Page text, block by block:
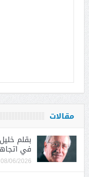
مقالات
بقلم
في
08/06/2026